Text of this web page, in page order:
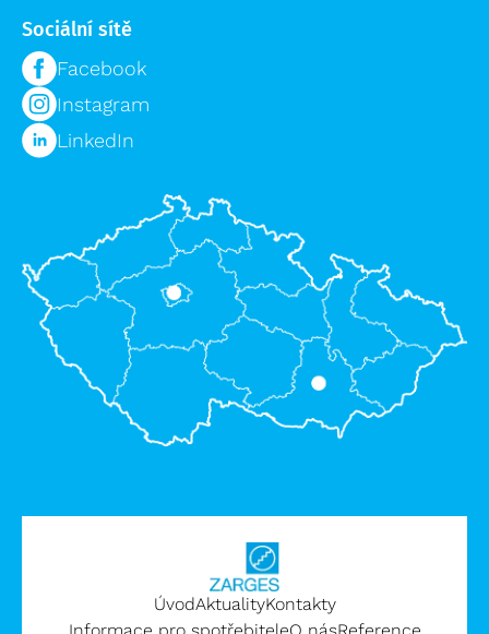
Sociální sítě
Facebook
Instagram
LinkedIn
ÚvodAktualityKontakty